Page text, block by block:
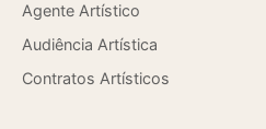
Agente Artístico
Audiência Artística
Contratos Artísticos